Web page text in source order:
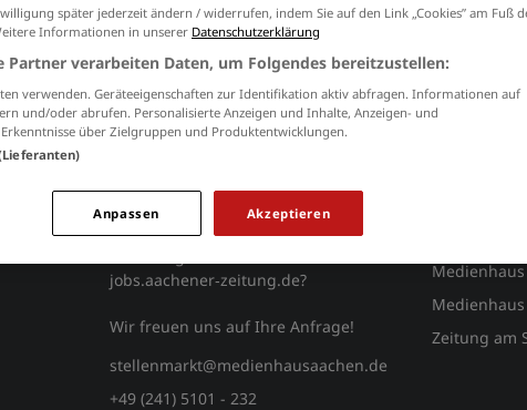
Jobs von umco-gmbh
Keine Suchergebnisse gefunden.
KONTAKT
Sie interessieren sich für eine
jobs.aachener‑zeitung.de?
Wir freuen uns auf Ihre Anfrage!
stellenmarkt@medienhausaachen.de
+49 (241) 5101 - 232
Zeitung am
später jederzeit ändern / widerrufen, indem Sie auf den Link „Cookies” am Fuß
Informationen in unserer Datenschutzerklärung
Partner verarbeiten Daten, um Folgendes bereitzustellen:
verwenden. Geräteeigenschaften zur Identifikation aktiv abfragen. Informationen auf
und/oder abrufen. Personalisierte Anzeigen und Inhalte, Anzeigen- und
über Zielgruppen und Produktentwicklungen.
Akzeptieren
Anpassen